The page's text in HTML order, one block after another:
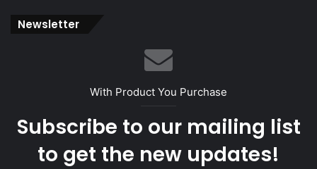
Newsletter
With Product You Purchase
Subscribe to our mailing list
to get the new updates!